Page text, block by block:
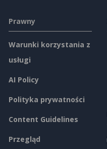
Prawny
Warunki korzystania z
usługi
AI Policy
Polityka prywatności
Content Guidelines
Przegląd